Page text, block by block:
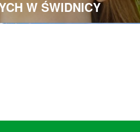
W ŚWIDNICY